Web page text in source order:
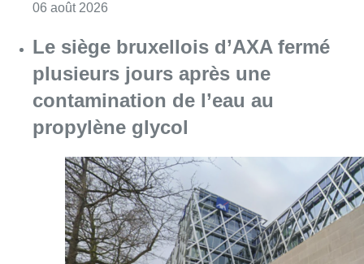
06 août 2026
Le siège bruxellois d’AXA fermé
plusieurs jours après une
contamination de l’eau au
propylène glycol